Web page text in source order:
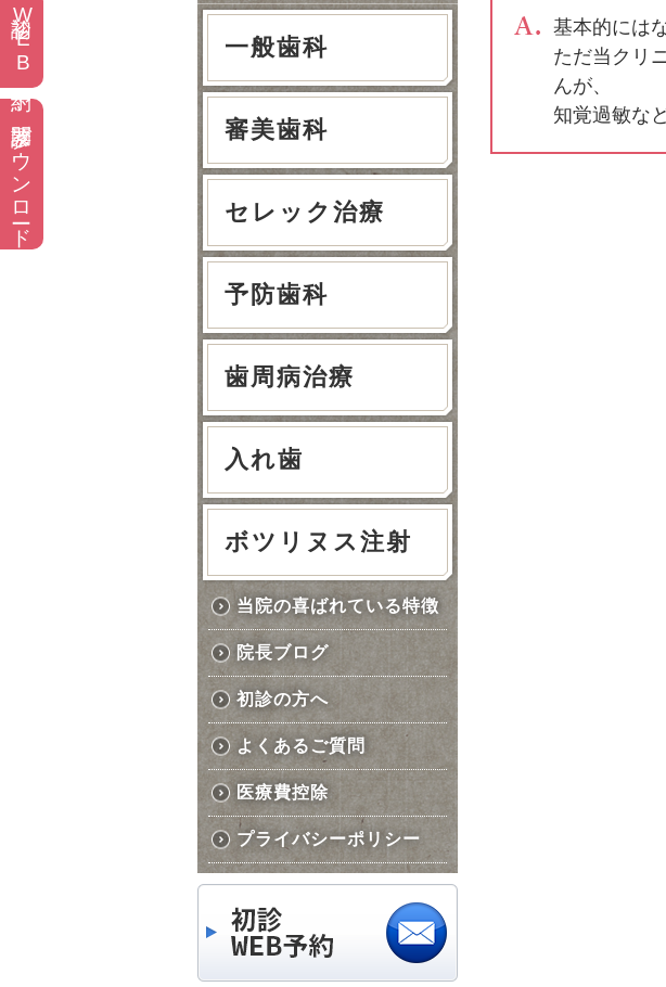
一般歯科
審美歯科
セレック治療
予防歯科
歯周病治療
入れ歯
ボツリヌス注射
当院の喜ばれている特徴
院長ブログ
初診の方へ
よくあるご質問
医療費控除
プライバシーポリシー
基本的には
ただ当クリ
んが、
知覚過敏な
初診WEB予約
問診票ダウンロード